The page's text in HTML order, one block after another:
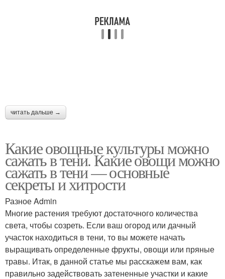
читать дальше →
Какие овощные культуры можно
сажать в тени. Какие овощи можно
сажать в тени — основные
секреты и хитрости
Разное Admin
Многие растения требуют достаточного количества
света, чтобы созреть. Если ваш огород или дачный
участок находиться в тени, то вы можете начать
выращивать определенные фрукты, овощи или пряные
травы. Итак, в данной статье мы расскажем вам, как
правильно задействовать затененные участки и какие